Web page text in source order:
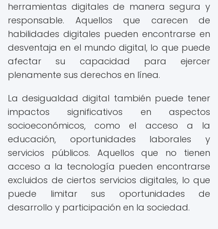
herramientas digitales de manera segura y
responsable. Aquellos que carecen de
habilidades digitales pueden encontrarse en
desventaja en el mundo digital, lo que puede
afectar su capacidad para ejercer
plenamente sus derechos en línea.
La desigualdad digital también puede tener
impactos significativos en aspectos
socioeconómicos, como el acceso a la
educación, oportunidades laborales y
servicios públicos. Aquellos que no tienen
acceso a la tecnología pueden encontrarse
excluidos de ciertos servicios digitales, lo que
puede limitar sus oportunidades de
desarrollo y participación en la sociedad.